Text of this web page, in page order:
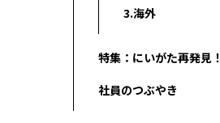
3.海外
特集：にいがた再発見！
社員のつぶやき